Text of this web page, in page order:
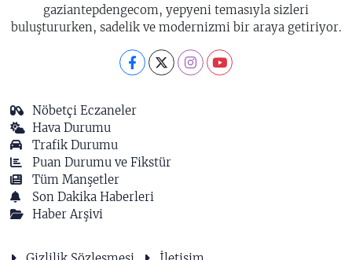
gaziantepdengecom, yepyeni temasıyla sizleri
buluştururken, sadelik ve modernizmi bir araya getiriyor.
Nöbetçi Eczaneler
Hava Durumu
Trafik Durumu
Puan Durumu ve Fikstür
Tüm Manşetler
Son Dakika Haberleri
Haber Arşivi